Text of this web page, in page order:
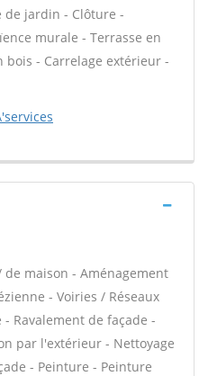
de jardin - Clôture -
murale - Terrasse en
bois - Carrelage extérieur -
de maison - Aménagement
- Voiries / Réseaux
Ravalement de façade -
par l'extérieur - Nettoyage
- Peinture - Peinture